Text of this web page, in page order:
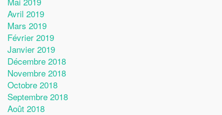
Avril 2019
Mars 2019
Février 2019
Janvier 2019
Décembre 2018
Novembre 2018
Octobre 2018
Septembre 2018
Août 2018